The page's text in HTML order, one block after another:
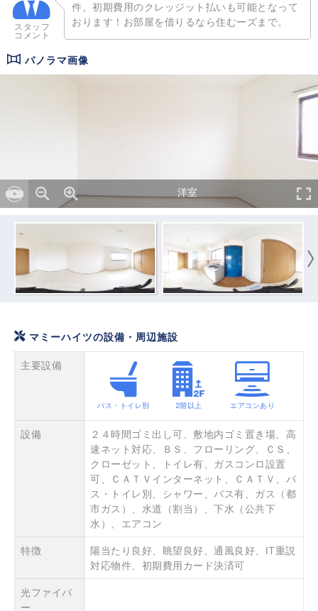
スタッフ
コメント
件。初期費用のクレッジット払いも可能となって
おります！お部屋を借りるなら住むーズまで。
パノラマ画像
洋室
マミーハイツの設備・周辺施設
主要設備
バス・トイレ別 2階以上 エアコンあり
設備
２４時間ゴミ出し可、敷地内ゴミ置き場、高
速ネット対応、ＢＳ、フローリング、ＣＳ、
クローゼット、トイレ有、ガスコンロ設置
可、ＣＡＴＶインターネット、ＣＡＴＶ、バ
ス・トイレ別、シャワー、バス有、ガス（都
市ガス）、水道（割当）、下水（公共下
水）、エアコン
特徴
陽当たり良好、眺望良好、通風良好、IT重説
対応物件、初期費用カード決済可
光ファイバ
ー